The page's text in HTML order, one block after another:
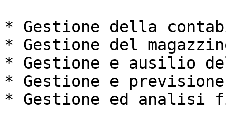
* Gestione della
* Gestione del
* Gestione e ausilio
* Gestione e
* Gestione ed analisi